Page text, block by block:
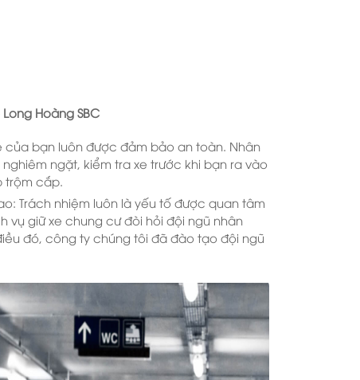
Hoàng SBC
của bạn luôn được đảm bảo an toàn. Nhân
ngặt, kiểm tra xe trước khi bạn ra vào
cắp.
Trách nhiệm luôn là yếu tố được quan tâm
vụ giữ xe chung cư đòi hỏi đội ngũ nhân
đó, công ty chúng tôi đã đào tạo đội ngũ